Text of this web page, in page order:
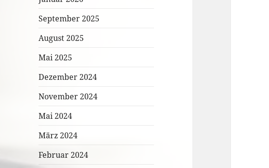
September 2025
August 2025
Mai 2025
Dezember 2024
November 2024
Mai 2024
März 2024
Februar 2024